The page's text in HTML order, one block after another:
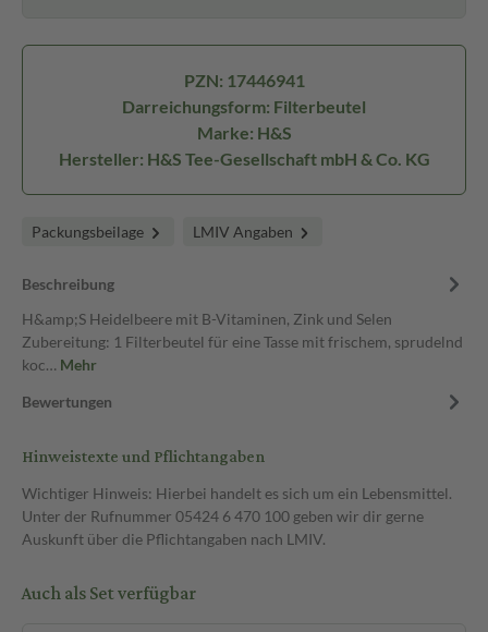
PZN: 17446941
Darreichungsform: Filterbeutel
Marke: H&S
Hersteller: H&S Tee-Gesellschaft mbH & Co. KG
Packungsbeilage LMIV Angaben
Beschreibung
H&amp;S Heidelbeere mit B-Vitaminen, Zink und Selen
Zubereitung: 1 Filterbeutel für eine Tasse mit frischem, sprudelnd
koc… Mehr
Bewertungen
Hinweistexte und Pflichtangaben
Wichtiger Hinweis: Hierbei handelt es sich um ein Lebensmittel.
Unter der Rufnummer 05424 6 470 100 geben wir dir gerne
Auskunft über die Pflichtangaben nach LMIV.
Auch als Set verfügbar